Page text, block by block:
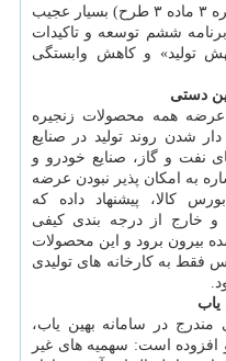
عوارض صادراتی بر این زنجیره ( تبصره ۳ ماده ۳ طرح) بسیار عجیب
برنامه ششم توسعه و تاکیدات
تولید» و کاهش وابستگی
دستی
عرضه همه محصولات زنجیره
شدن روند تولید در صنایع
نفت و گاز، صنایع خودرو و
به امکان پذیر نبودن عرضه
کالا، پیشنهاد داده که
از درجه بندی کیفی
ماده ۲ طرح یاد شده بیرون برود و این محصولات
به کارخانه های تولیدی
یاب
در سامانه بهین یاب،
و افزوده است: سهمیه های غیر